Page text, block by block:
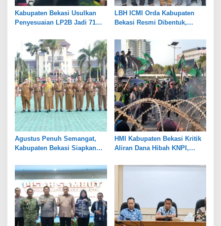
Kabupaten Bekasi Usulkan
Penyesuaian LP2B Jadi 71
Industri dan Pertanian
LBH ICMI Orda Kabupaten
Bekasi Resmi Dibentuk,
Pendampingan Hukum
Agustus Penuh Semangat,
Kabupaten Bekasi Siapkan
Hari Besar
HMI Kabupaten Bekasi Kritik
Aliran Dana Hibah KNPI,